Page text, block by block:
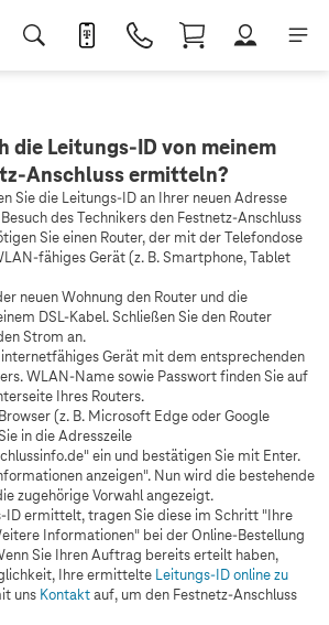
die Leitungs-ID von meinem
Anschluss ermitteln?
Sie die Leitungs-ID an Ihrer neuen Adresse
des Technikers den Festnetz-Anschluss
Sie einen Router, der mit der Telefondose
fähiges Gerät (z. B. Smartphone, Tablet
neuen Wohnung den Router und die
DSL-Kabel. Schließen Sie den Router
Strom an.
Gerät mit dem entsprechenden
WLAN-Name sowie Passwort finden Sie auf
Ihres Routers.
(z. B. Microsoft Edge oder Google
in die Adresszeile
ein und bestätigen Sie mit Enter.
anzeigen". Nun wird die bestehende
zugehörige Vorwahl angezeigt.
ID ermittelt, tragen Sie diese im Schritt "Ihre
Informationen" bei der Online-Bestellung
Sie Ihren Auftrag bereits erteilt haben,
Ihre ermittelte Leitungs-ID online zu
uns Kontaktauf, um den Festnetz-Anschluss